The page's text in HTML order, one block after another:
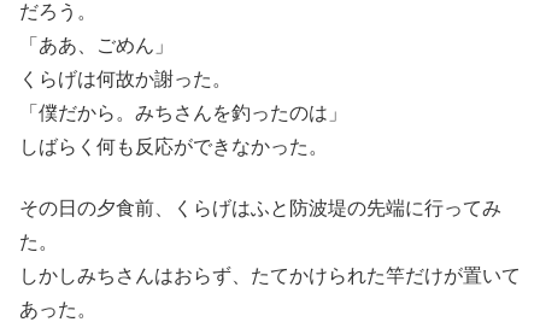
だろう。
「ああ、ごめん」
くらげは何故か謝った。
「僕だから。みちさんを釣ったのは」
しばらく何も反応ができなかった。
その日の夕食前、くらげはふと防波堤の先端に行ってみ
た。
しかしみちさんはおらず、たてかけられた竿だけが置いて
あった。